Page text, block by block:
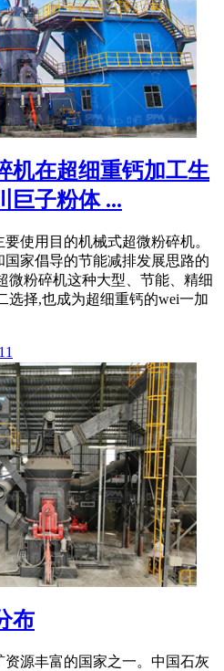
机在超细重钙加工生
巨子粉体 ...
使用目的机械式超微粉碎机。
家倡导的节能减排发展思路的
微粉碎机这种大型、节能、精细
选择,也成为超细重钙的wei一加
布
源丰富的国家之一。中国石灰